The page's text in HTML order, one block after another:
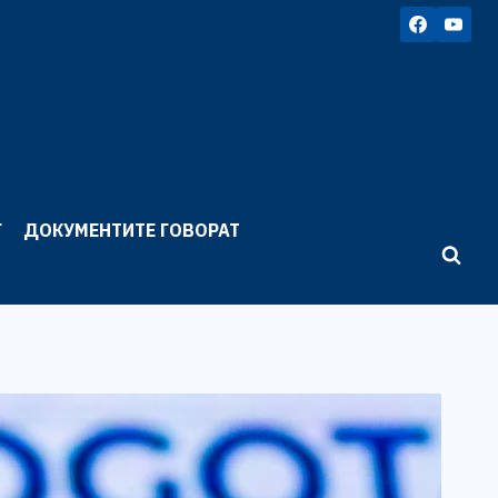
ДОКУМЕНТИТЕ ГОВОРАТ